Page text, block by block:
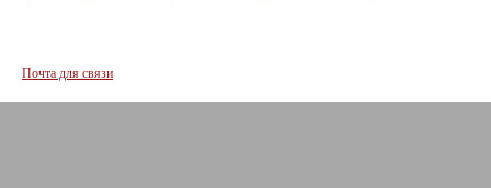
Почта для связи